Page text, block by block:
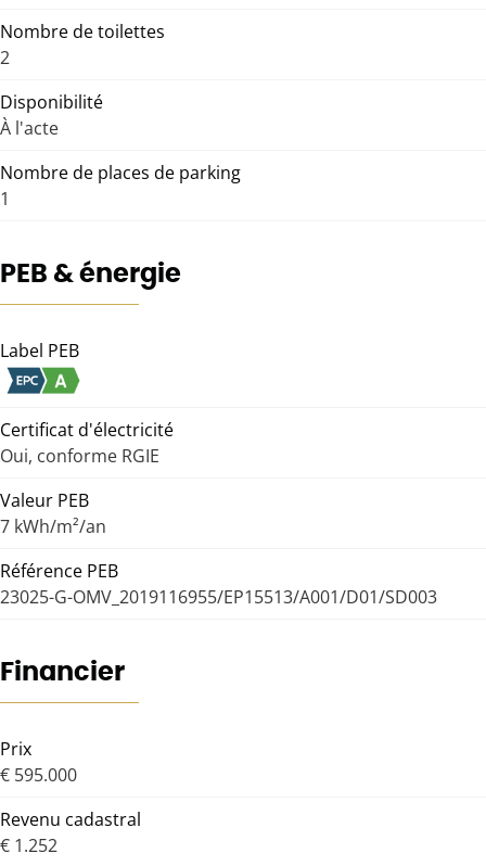
Nombre de toilettes
2
Disponibilité
À l'acte
Nombre de places de parking
1
PEB & énergie
Label PEB
Certificat d'électricité
Oui, conforme RGIE
Valeur PEB
7 kWh/m²/an
Référence PEB
23025-G-OMV_2019116955/EP15513/A001/D01/SD003
Financier
Prix
€ 595.000
Revenu cadastral
€ 1.252